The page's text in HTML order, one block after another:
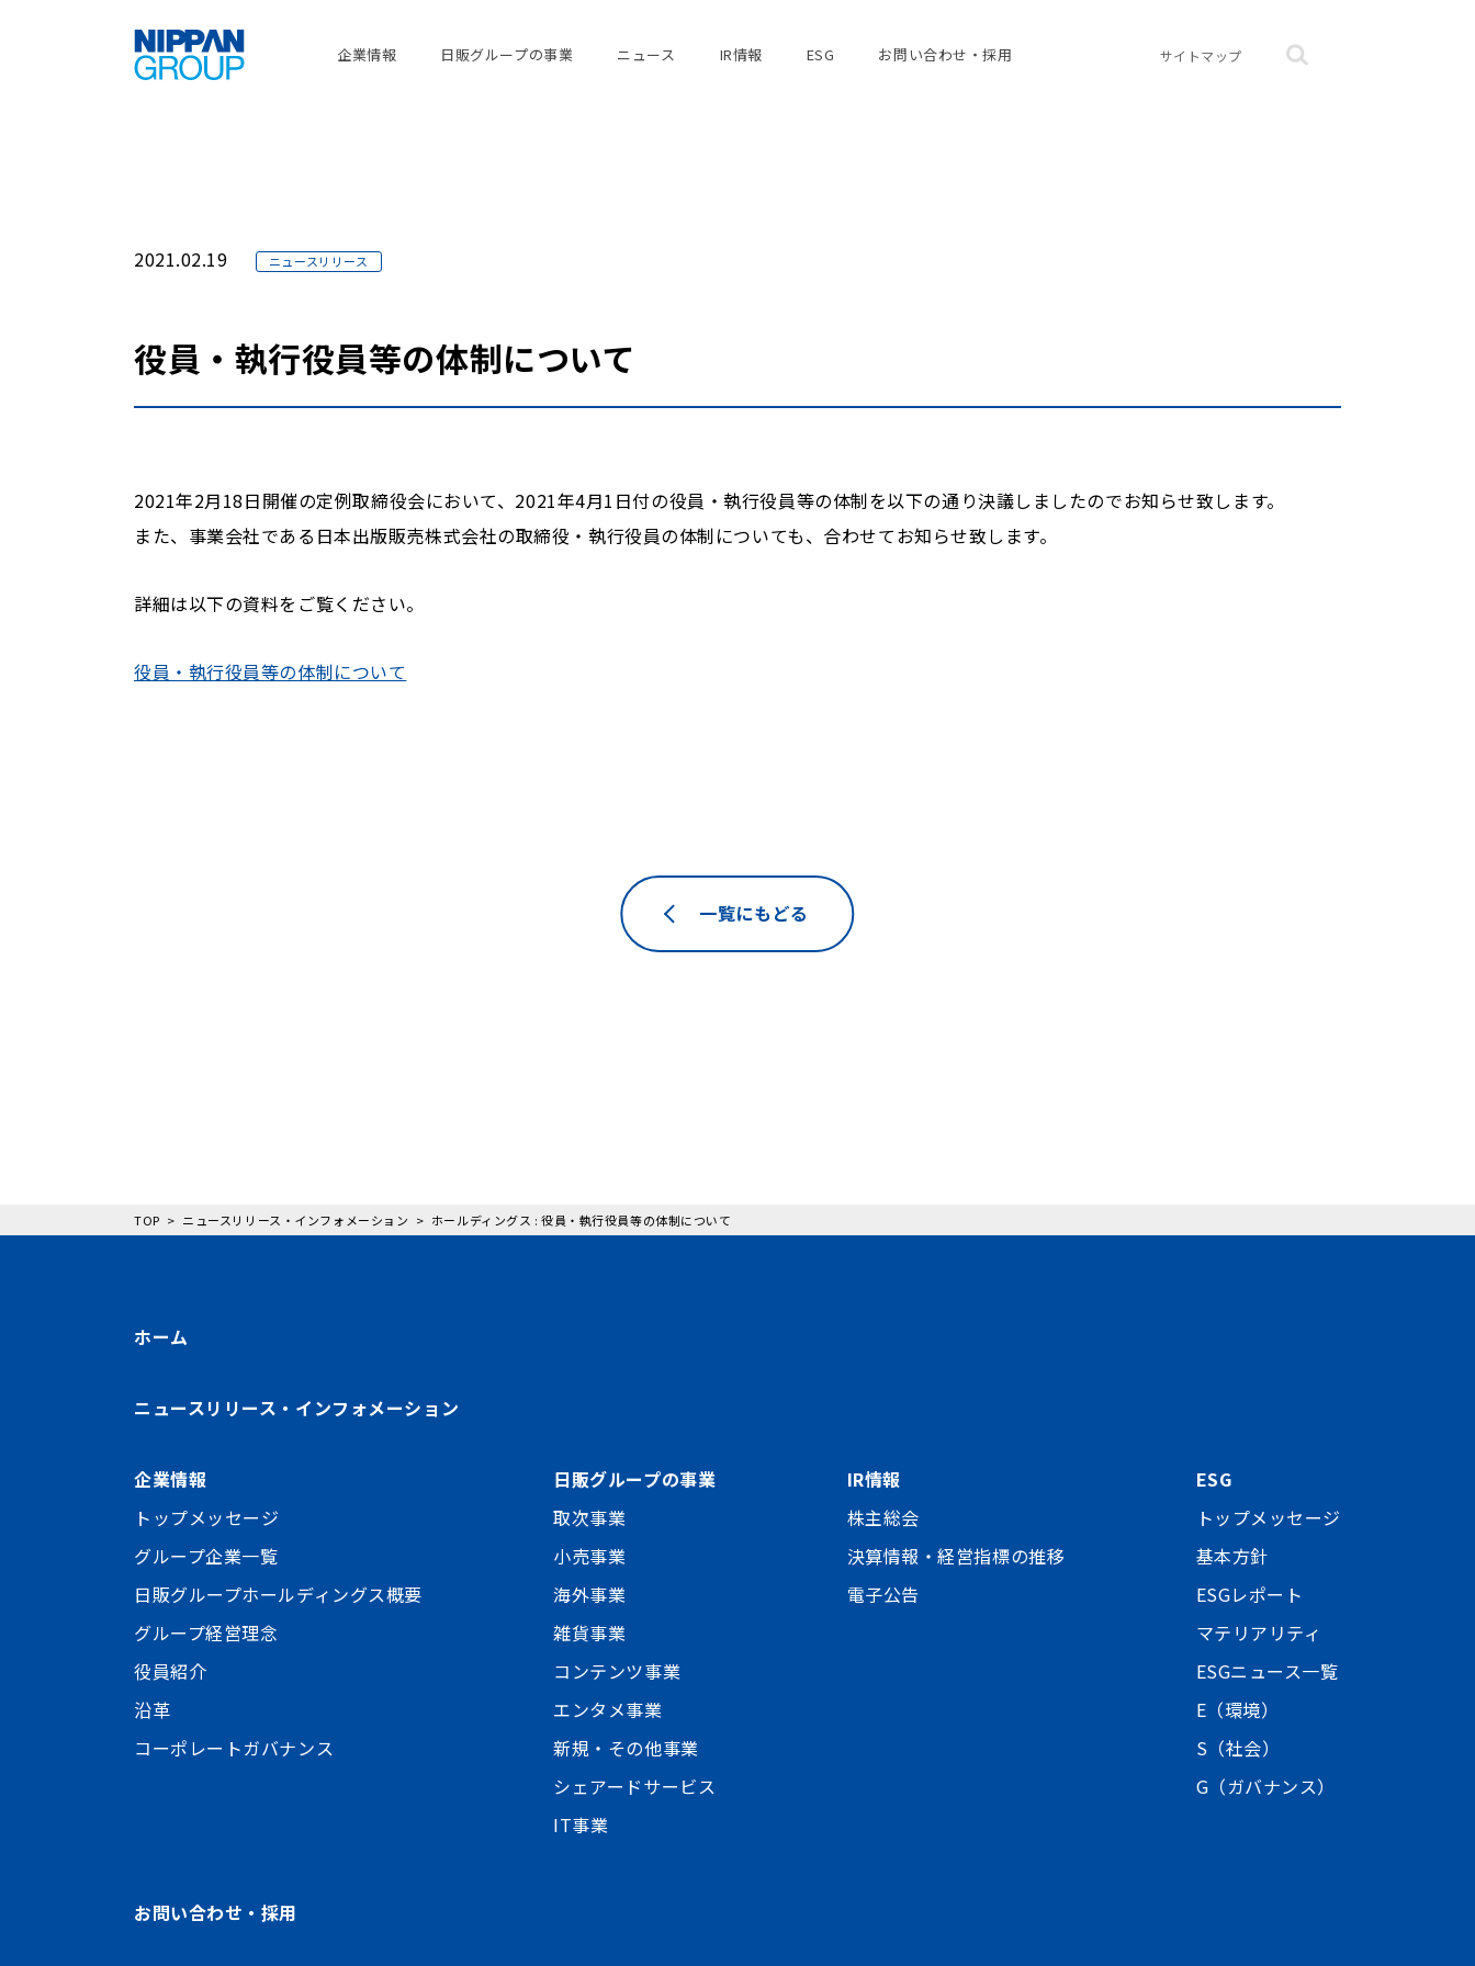
企業情報 日販グループの事業 ニュース IR情報 ESG お問い合わせ・採用 サイトマップ
2021.02.19 ニュースリリース
役員・執行役員等の体制について
2021年2月18日開催の定例取締役会において、2021年4月1日付の役員・執行役員等の体制を以下の通り決議しましたのでお知らせ致します。
また、事業会社である日本出版販売株式会社の取締役・執行役員の体制についても、合わせてお知らせ致します。
詳細は以下の資料をご覧ください。
役員・執行役員等の体制について
一覧にもどる
TOP ニュースリリース・インフォメーション ホールディングス : 役員・執行役員等の体制について
ホーム
ニュースリリース・インフォメーション
企業情報
トップメッセージ
グループ企業一覧
日販グループホールディングス概要
グループ経営理念
役員紹介
沿革
コーポレートガバナンス
日販グループの事業
取次事業
小売事業
海外事業
雑貨事業
コンテンツ事業
エンタメ事業
新規・その他事業
シェアードサービス
IT事業
IR情報
株主総会
決算情報・経営指標の推移
電子公告
ESG
トップメッセージ
基本方針
ESGレポート
マテリアリティ
ESGニュース一覧
E（環境）
S（社会）
G（ガバナンス）
お問い合わせ・採用